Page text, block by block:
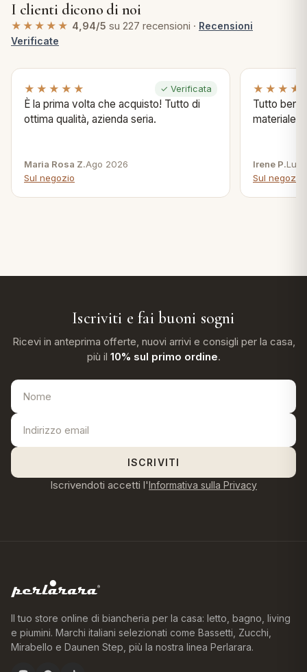
I clienti dicono di noi
★★★★★ 4,94/5 su 227 recensioni · Recensioni
Verificate
★★★★★ ✓ Verificata
È la prima volta che acquisto! Tutto di
ottima qualità, azienda seria.
Maria Rosa Z.Ago 2026
Sul negozio
Tutto bene
materiale .
Irene P.Lug
Sul negozio
Iscriviti e fai buoni sogni
Ricevi in anteprima offerte, nuovi arrivi e consigli per la casa,
più il 10% sul primo ordine.
ISCRIVITI
Iscrivendoti accetti l'Informativa sulla Privacy
Il tuo store online di biancheria per la casa: letto, bagno, living
e piumini. Marchi italiani selezionati come Bassetti, Zucchi,
Mirabello e Daunen Step, più la nostra linea Perlarara.